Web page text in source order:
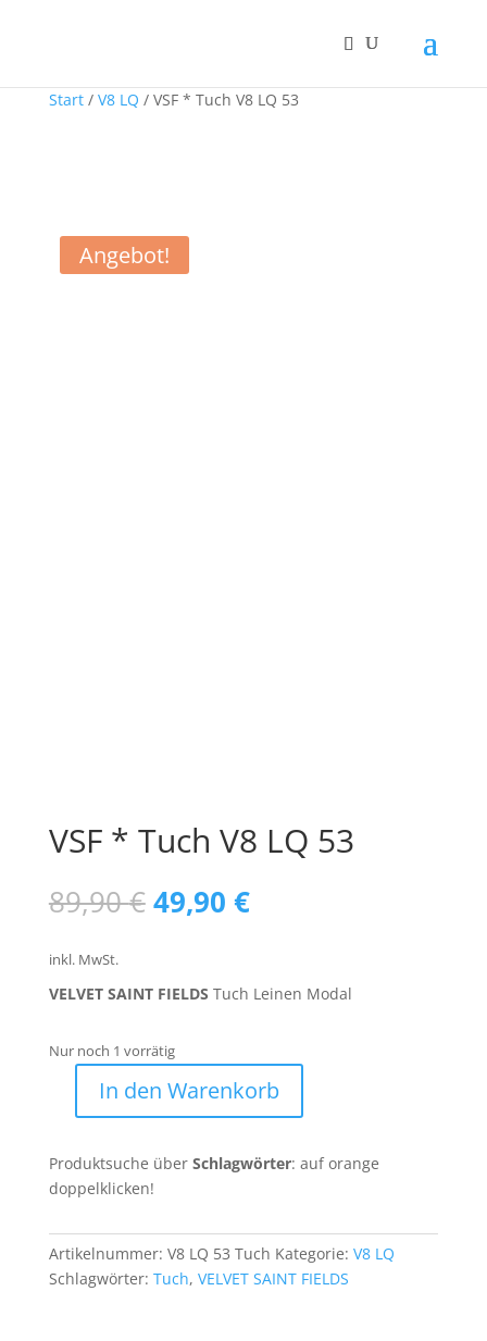
Start/ V8 LQ / VSF * Tuch V8 LQ 53
Angebot!
VSF * Tuch V8 LQ 53
89,90€ Ursprünglicher
Preis
49,90 €Aktueller
Preis
inkl. MwSt.
VELVET SAINT FIELDS Tuch Leinen Modal
Nur noch 1 vorrätig
Tuch
V8
Menge
In den Warenkorb
Produktsuche über Schlagwörter: auf orange
doppelklicken!
Artikelnummer: V8 LQ 53 Tuch Kategorie: V8 LQ
Schlagwörter: Tuch, VELVET SAINT FIELDS